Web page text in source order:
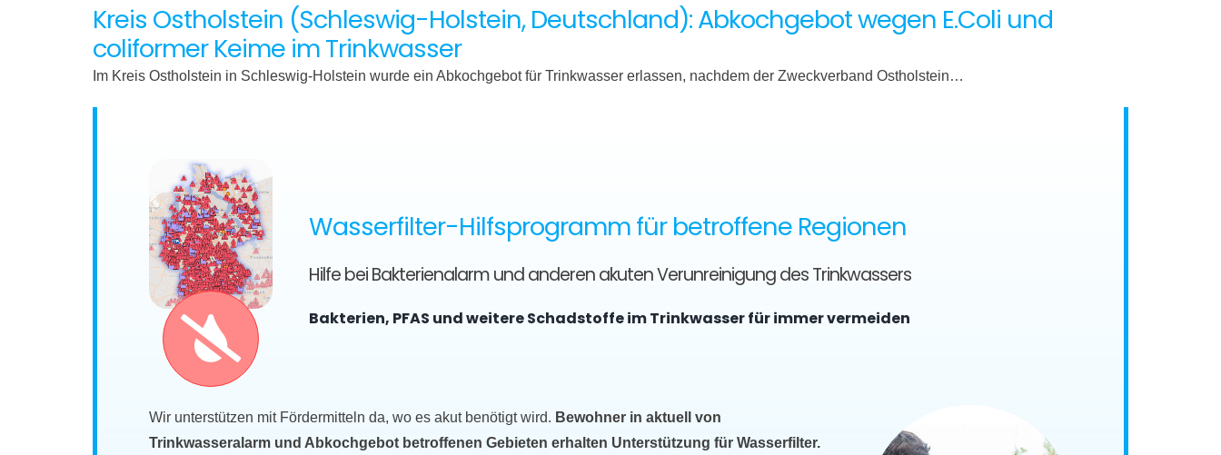
Kreis Ostholstein (Schleswig-Holstein, Deutschland): Abkochgebot wegen E.Coli und
coliformer Keime im Trinkwasser
Im Kreis Ostholstein in Schleswig-Holstein wurde ein Abkochgebot für Trinkwasser erlassen, nachdem der Zweckverband Ostholstein…
Wasserfilter-Hilfsprogramm für betroffene Regionen
Hilfe bei Bakterienalarm und anderen akuten Verunreinigung des Trinkwassers
Bakterien, PFAS und weitere Schadstoffe im Trinkwasser für immer vermeiden
Wir unterstützen mit Fördermitteln da, wo es akut benötigt wird. Bewohner in aktuell von
Trinkwasseralarm und Abkochgebot betroffenen Gebieten erhalten Unterstützung für Wasserfilter.